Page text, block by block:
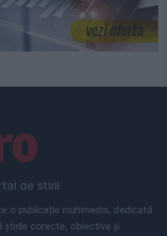
de stiri!
o publicație multimedia, dedicată
știrile corecte, obiective și